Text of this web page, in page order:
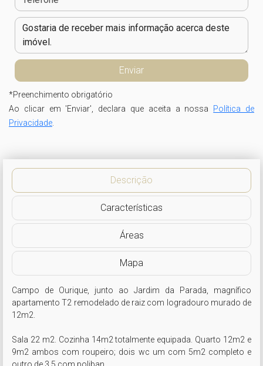
*Preenchimento obrigatório
Ao clicar em 'Enviar', declara que aceita a nossa Política de
Privacidade
Descrição
Características
Áreas
Mapa
Campo de Ourique, junto ao Jardim da Parada, magnífico
apartamento T2 remodelado de raiz com logradouro murado de
12m2.
Sala 22 m2. Cozinha 14m2 totalmente equipada. Quarto 12m2 e
9m2 ambos com roupeiro; dois wc um com 5m2 completo e